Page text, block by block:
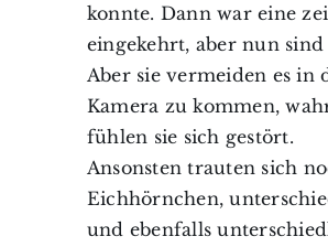
konnte. Dann war eine
eingekehrt, aber nun sind
Aber sie vermeiden es in
Kamera zu kommen,
fühlen sie sich gestört.
Ansonsten trauten sich
Eichhörnchen,
und ebenfalls